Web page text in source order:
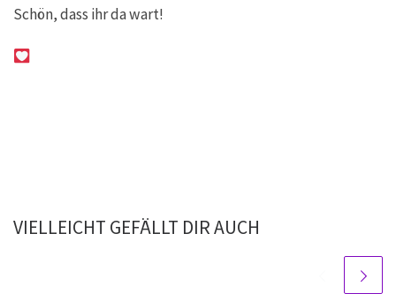
Schön, dass ihr da wart!
VIELLEICHT GEFÄLLT DIR AUCH